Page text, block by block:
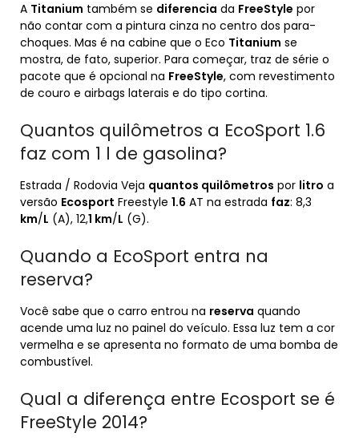
A Titanium também se diferencia da FreeStyle por
não contar com a pintura cinza no centro dos para-
choques. Mas é na cabine que o Eco Titanium se
mostra, de fato, superior. Para começar, traz de série o
pacote que é opcional na FreeStyle, com revestimento
de couro e airbags laterais e do tipo cortina.
Quantos quilômetros a EcoSport 1.6
faz com 1 l de gasolina?
Estrada / Rodovia Veja quantos quilômetros por litro a
versão Ecosport Freestyle 1.6 AT na estrada faz: 8,3
km/L (A), 12,1 km/L (G).
Quando a EcoSport entra na
reserva?
Você sabe que o carro entrou na reserva quando
acende uma luz no painel do veículo. Essa luz tem a cor
vermelha e se apresenta no formato de uma bomba de
combustível.
Qual a diferença entre Ecosport se é
FreeStyle 2014?